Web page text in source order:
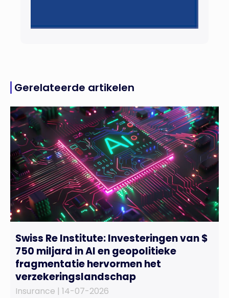
Gerelateerde artikelen
Swiss Re Institute: Investeringen van $
750 miljard in AI en geopolitieke
fragmentatie hervormen het
verzekeringslandschap
Insurance | 14-07-2026